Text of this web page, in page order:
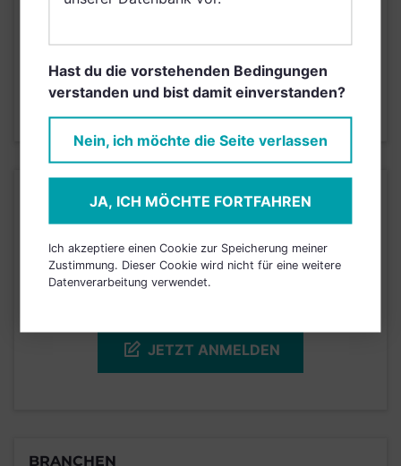
1 2 3 4 5 6
Stand 06.06.2026
KURSENTWICKLUNG
Einfach und kostenlos
registrieren, um dieses Feature
JETZT ANMELDEN
BRANCHEN
Hast du die vorstehenden Bedingungen
verstanden und bist damit einverstanden?
Nein, ich möchte die Seite verlassen
JA, ICH MÖCHTE FORTFAHREN
Ich akzeptiere einen Cookie zur Speicherung meiner
Zustimmung. Dieser Cookie wird nicht für eine weitere
Datenverarbeitung verwendet.